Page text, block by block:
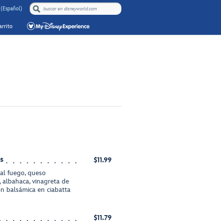
fuego, queso
vinagreta de
balsámica en ciabatta
$11.99
$11.79